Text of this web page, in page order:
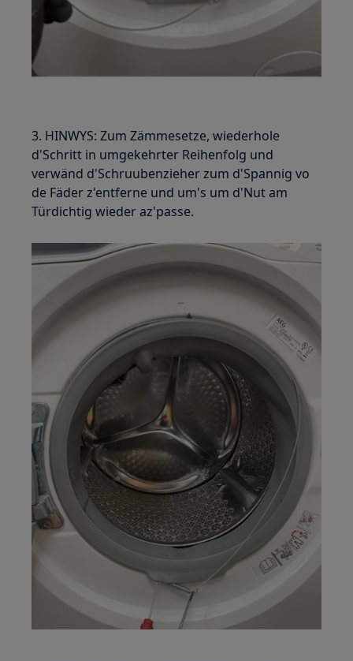
3. HINWYS: Zum Zämmesetze, wiederhole
d'Schritt in umgekehrter Reihenfolg und
verwänd d'Schruubenzieher zum d'Spannig vo
de Fäder z'entferne und um's um d'Nut am
Türdichtig wieder az'passe.